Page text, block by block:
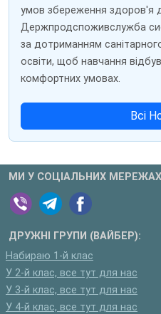
умов збереження здоров'я
Держпродспоживслужба
за дотриманням
освіти, щоб навчання
комфортних умовах.
Всі
МИ У СОЦІАЛЬНИХ
ДРУЖНІ ГРУПИ (ВАЙБЕР):
Набираю 1-й клас
У 2-й клас, все тут для нас
У 3-й клас, все тут для нас
У 4-й клас, все тут для нас